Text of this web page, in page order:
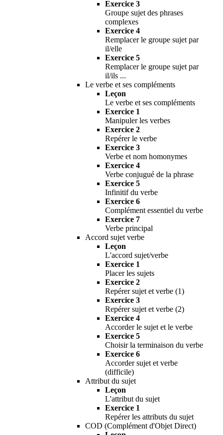
Exercice 3
Groupe sujet des phrases
complexes
Exercice 4
Remplacer le groupe sujet par
il/elle
Exercice 5
Remplacer le groupe sujet par
il/ils ...
Le verbe et ses compléments
Leçon
Le verbe et ses compléments
Exercice 1
Manipuler les verbes
Exercice 2
Repérer le verbe
Exercice 3
Verbe et nom homonymes
Exercice 4
Verbe conjugué de la phrase
Exercice 5
Infinitif du verbe
Exercice 6
Complément essentiel du verbe
Exercice 7
Verbe principal
Accord sujet verbe
Leçon
L'accord sujet/verbe
Exercice 1
Placer les sujets
Exercice 2
Repérer sujet et verbe (1)
Exercice 3
Repérer sujet et verbe (2)
Exercice 4
Accorder le sujet et le verbe
Exercice 5
Choisir la terminaison du verbe
Exercice 6
Accorder sujet et verbe
(difficile)
Attribut du sujet
Leçon
L'attribut du sujet
Exercice 1
Repérer les attributs du sujet
COD (Complément d'Objet Direct)